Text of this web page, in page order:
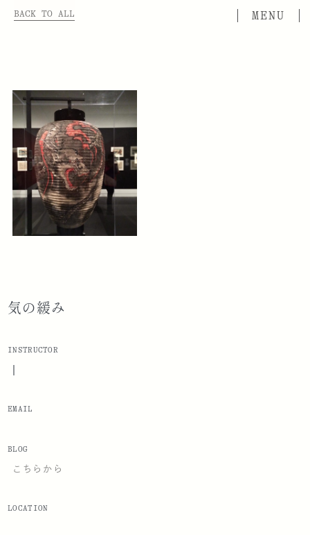
BACK TO ALL
気の緩み
INSTRUCTOR
|
EMAIL
BLOG
こちらから
LOCATION